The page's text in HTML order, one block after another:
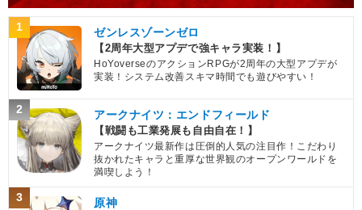
1 ゼンレスゾーンゼロ
【2周年大型アプデで強キャラ実装！】
HoYoverseのアクションRPGが2周年の大型アプデが
実装！システム改善スキマ時間でも遊びやすい！
2 アークナイツ：エンドフィールド
【戦闘も工業発展も自由自在！】
アークナイツ最新作は圧倒的人気の注目作！こだわり
抜かれたキャラと重厚な世界観のオープンワールドを
満喫しよう！
3 原神